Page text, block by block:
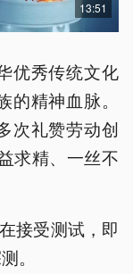
13:51
优秀传统文化
精神血脉。
次礼赞劳动创
求精、一丝不
接受测试，即
。